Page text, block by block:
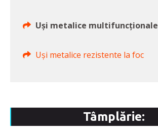
Uși metalice multifuncționale
Uși metalice rezistente la foc
Tâmplărie: